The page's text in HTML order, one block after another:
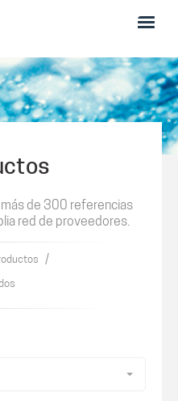
de 300 referencias
red de proveedores.
/